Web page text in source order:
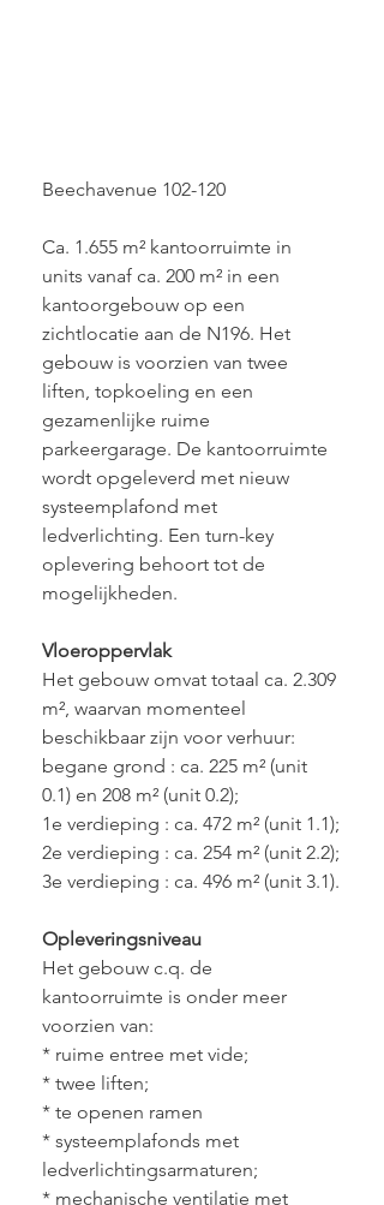
Beechavenue 102-120
Ca. 1.655 m² kantoorruimte in
units vanaf ca. 200 m² in een
kantoorgebouw op een
zichtlocatie aan de N196. Het
gebouw is voorzien van twee
liften, topkoeling en een
gezamenlijke ruime
parkeergarage. De kantoorruimte
wordt opgeleverd met nieuw
systeemplafond met
ledverlichting. Een turn-key
oplevering behoort tot de
mogelijkheden.
Vloeroppervlak
Het gebouw omvat totaal ca. 2.309
m², waarvan momenteel
beschikbaar zijn voor verhuur:
begane grond : ca. 225 m² (unit
0.1) en 208 m² (unit 0.2);
1e verdieping : ca. 472 m² (unit 1.1);
2e verdieping : ca. 254 m² (unit 2.2);
3e verdieping : ca. 496 m² (unit 3.1).
Opleveringsniveau
Het gebouw c.q. de
kantoorruimte is onder meer
voorzien van:
* ruime entree met vide;
* twee liften;
* te openen ramen
* systeemplafonds met
ledverlichtingsarmaturen;
* mechanische ventilatie met